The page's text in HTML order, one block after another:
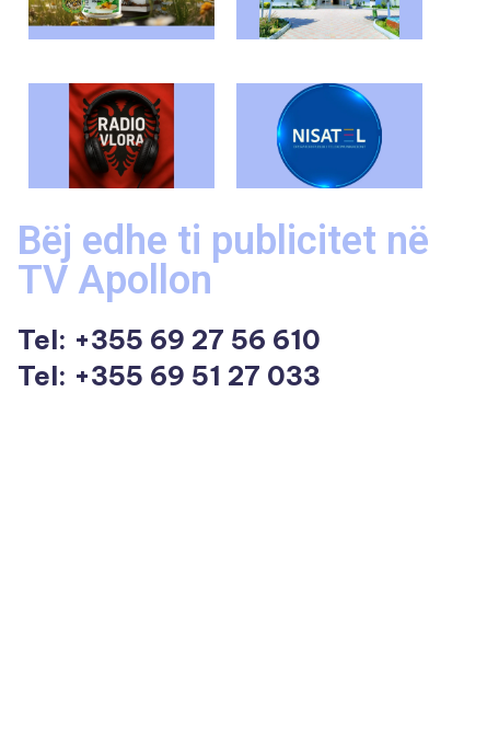
Bëj edhe ti publicitet në
TV Apollon
Tel: +355 69 27 56 610
Tel: +355 69 51 27 033